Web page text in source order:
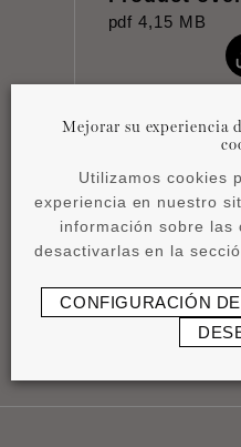
pdf 4,15 MB
instalación
pdf 0,45 MB
Mejorar su experiencia
Utilizamos cookies
experiencia en nuestro
información sobre las
desactivarlas en la
CONFIGURACIÓN